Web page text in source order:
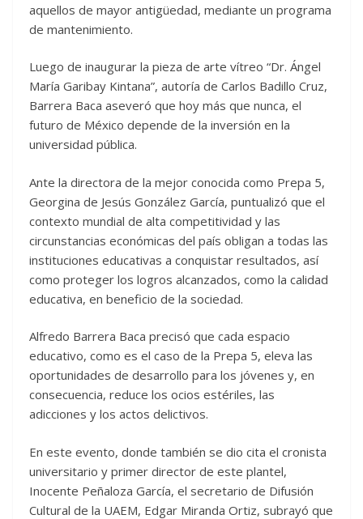
aquellos de mayor antigüedad, mediante un programa
de mantenimiento.
Luego de inaugurar la pieza de arte vítreo “Dr. Ángel
María Garibay Kintana”, autoría de Carlos Badillo Cruz,
Barrera Baca aseveró que hoy más que nunca, el
futuro de México depende de la inversión en la
universidad pública.
Ante la directora de la mejor conocida como Prepa 5,
Georgina de Jesús González García, puntualizó que el
contexto mundial de alta competitividad y las
circunstancias económicas del país obligan a todas las
instituciones educativas a conquistar resultados, así
como proteger los logros alcanzados, como la calidad
educativa, en beneficio de la sociedad.
Alfredo Barrera Baca precisó que cada espacio
educativo, como es el caso de la Prepa 5, eleva las
oportunidades de desarrollo para los jóvenes y, en
consecuencia, reduce los ocios estériles, las
adicciones y los actos delictivos.
En este evento, donde también se dio cita el cronista
universitario y primer director de este plantel,
Inocente Peñaloza García, el secretario de Difusión
Cultural de la UAEM, Edgar Miranda Ortiz, subrayó que